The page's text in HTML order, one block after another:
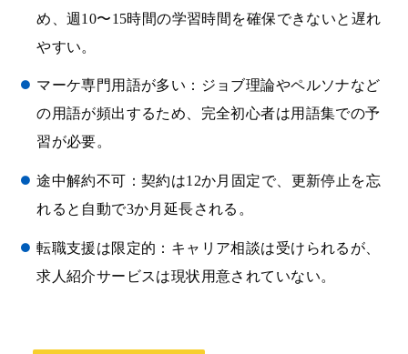
め、週10〜15時間の学習時間を確保できないと遅れ
やすい。
マーケ専門用語が多い：ジョブ理論やペルソナなど
の用語が頻出するため、完全初心者は用語集での予
習が必要。
途中解約不可：契約は12か月固定で、更新停止を忘
れると自動で3か月延長される。
転職支援は限定的：キャリア相談は受けられるが、
求人紹介サービスは現状用意されていない。